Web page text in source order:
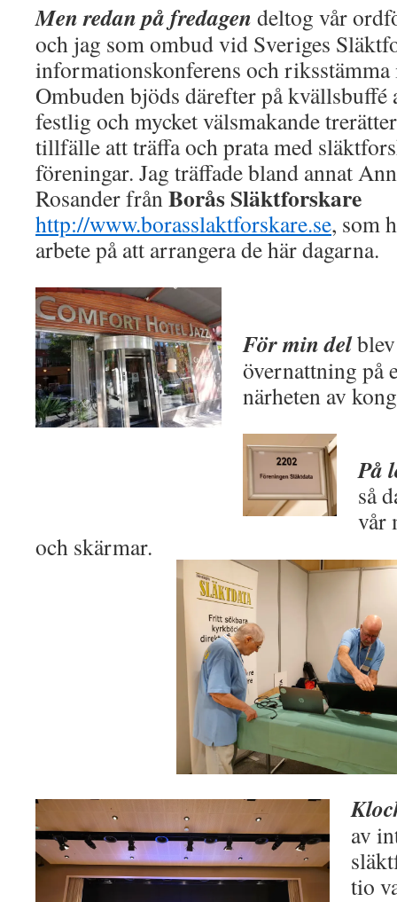
Men redan på fredagen deltog vår
och jag som ombud vid Sveriges
informationskonferens och
Ombuden bjöds därefter på kvällsbuffé
festlig och mycket välsmakande
tillfälle att träffa och prata med
föreningar. Jag träffade bland annat
Rosander frånBorås Släktforskare
http://www.borasslaktforskare.se, som
arbete på att arrangera de här dagarna.
För min delblev
övernattning på
närheten av
På
så
vår
och skärmar.
av
tio